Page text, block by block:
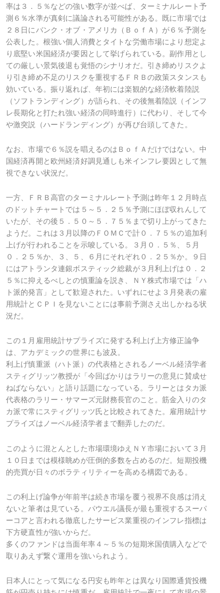
率は３．５％などの強い数字が並べば、ターミナルレート予
測６％水準が真剣に議論される可能性がある。既に市場では
２８日にバンク・オブ・アメリカ（ＢｏｆＡ）が６％予測を
公表した。根強い個人消費とタイトな労働市場により想定よ
り底堅い米国経済が要因として挙げられている。副作用とし
ての厳しい景気後退も覚悟のシナリオだ。引き締めリスクよ
り引き締め不足のリスクを重視するＦＲＢの政策スタンスも
効いている。振り返れば、年初には楽観的な経済軟着陸説
（ソフトランディング）が語られ、その後無着陸説（インフ
レ長期化と打たれ強い経済の同時進行）に代わり、そして今
や激突説（ハードランディング）が再び台頭してきた。
なお、市場で６％説を唱えるのはＢｏｆＡだけではない。中
国経済再開と欧州経済好調見通しも米インフレ要因として無
視できない状況だ。
一方、ＦＲＢ高官のターミナルレート予測は昨年１２月時点
のドットチャートでは５～５．２５％予測にほぼ収れんして
いたが、その後５．５０～５．７５％まで切り上がってきた
ようだ。これは３月以降のＦＯＭＣで計０．７５％の追加利
上げが行われることを示唆している。３月０．５％、５月
０．２５％か、３、５、６月にそれぞれ０．２５％か。９日
にはアトランタ連銀ボスティック総裁が３月利上げは０．２
５％に抑えるべしとの慎重論を説き、ＮＹ株式市場では「ハ
ト派的発言」として歓迎された。いずれにせよ３月発表の雇
用統計とＣＰＩを見ないことには事前予測さえ出しかねる状
況だ。
この１月雇用統計サプライズに発する利上げ上方修正論争
は、アカデミックの世界にも波及。
利上げ慎重派（ハト派）の代表格とされるノーベル経済学者
スティグリッツ教授が「今回ばかりはラリーの意見に賛成せ
ねばならない」と語り話題になっている。ラリーとはタカ派
代表格のラリー・サマーズ元財務長官のこと。筋金入りのタ
カ派で常にスティグリッツ氏と比較されてきた。雇用統計サ
プライズはノーベル経済学者まで翻弄したのだ。
このように混とんとした市場環境ゆえＮＹ市場において３月
１０日までは模様眺めが圧倒的多数を占めるのだ。短期投機
的売買が日々のボラティリティーを高める構図である。
この利上げ論争が年前半は続き市場を覆う視界不良感は消え
ないと筆者は見ている。パウエル議長が最も重視するスーパ
ーコアと言われる徹底したサービス業重視のインフレ指標は
下方硬直性が強いからだ。
多くのファンドは当面年率４～５％の短期米国債購入などで
取りあえず繋ぐ運用を強いられよう。
日本人にとって気になる円安も昨年とは異なり国際通貨投機